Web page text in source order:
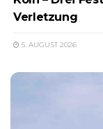
Verletzung
5. AUGUST 2026